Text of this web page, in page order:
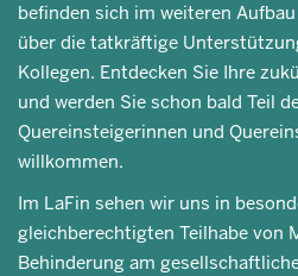
befinden sich im weiteren
über die tatkräftige
Kollegen. Entdecken Sie Ihre
und werden Sie schon bald Teil
Quereinsteigerinnen und
willkommen.
Im LaFin sehen wir uns in
gleichberechtigten Teilhabe von
Behinderung am